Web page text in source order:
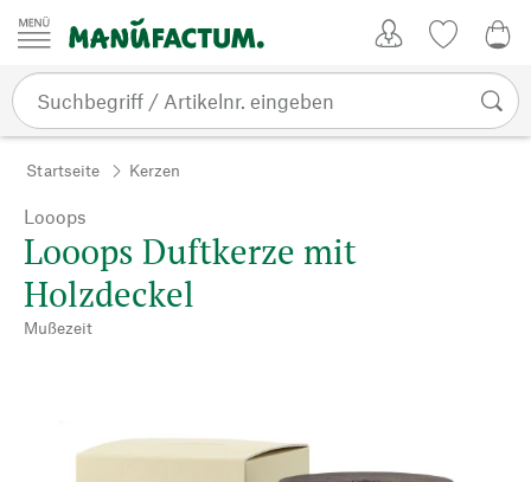
Zum Inhalt springen
Startseite Kerzen
Looops
Looops Duftkerze mit
Holzdeckel
Mußezeit